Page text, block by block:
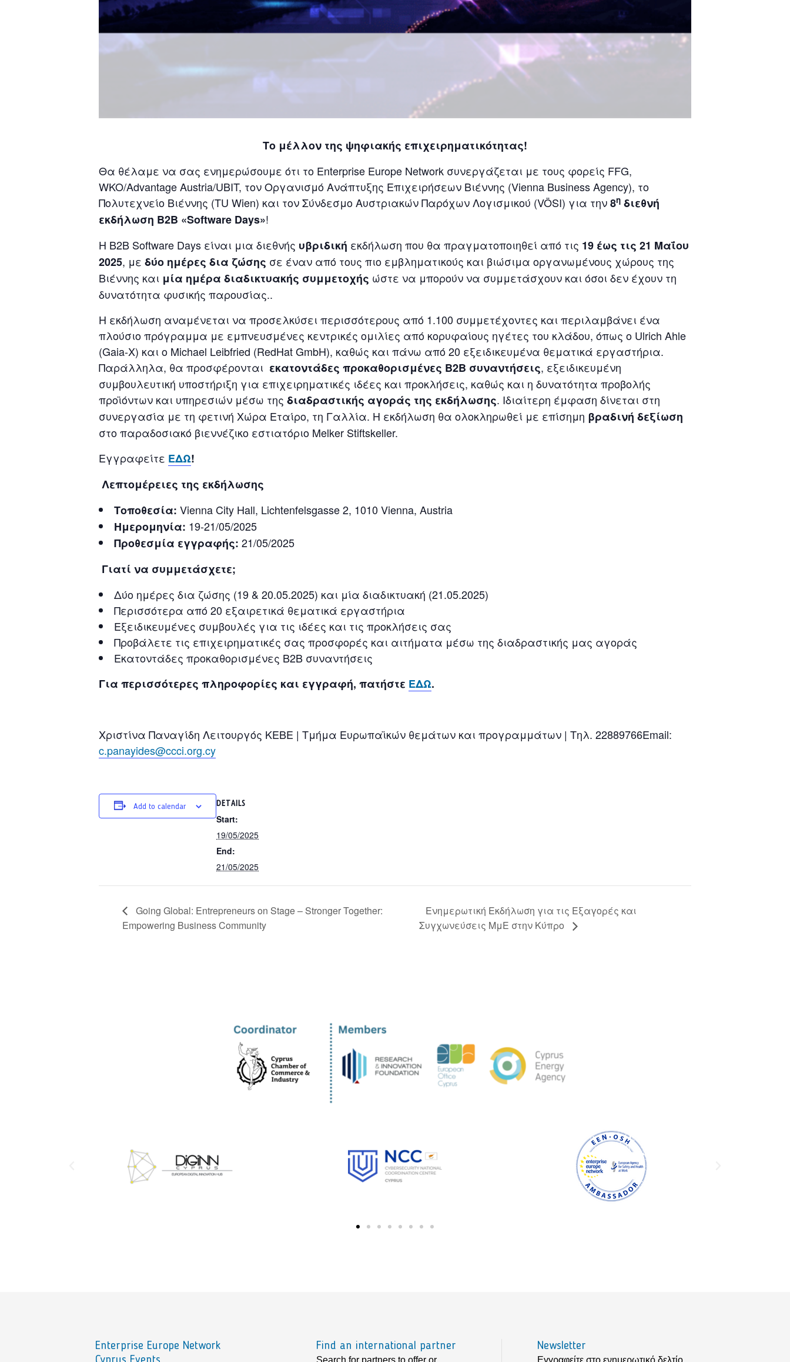
Το μέλλον της ψηφιακής επιχειρηματικότητας!
Θα θέλαμε να σας ενημερώσουμε ότι το Enterprise Europe Network συνεργάζεται με τους φορείς FFG,
WKO/Advantage Austria/UBIT, τον Οργανισμό Ανάπτυξης Επιχειρήσεων Βιέννης (Vienna Business Agency), το
Πολυτεχνείο Βιέννης (TU Wien) και τον Σύνδεσμο Αυστριακών Παρόχων Λογισμικού (VÖSI) για την8η διεθνή
εκδήλωση B2B «Software Days»!
Η B2B Software Days είναι μια διεθνής υβριδική εκδήλωση που θα πραγματοποιηθεί από τις 19 έως τις 21 Μαΐου
2025, με δύο ημέρες δια ζώσης σε έναν από τους πιο εμβληματικούς και βιώσιμα οργανωμένους χώρους της
Βιέννης και μία ημέρα διαδικτυακής συμμετοχής ώστε να μπορούν να συμμετάσχουν και όσοι δεν έχουν τη
δυνατότητα φυσικής παρουσίας..
Η εκδήλωση αναμένεται να προσελκύσει περισσότερους από 1.100 συμμετέχοντες και περιλαμβάνει ένα
πλούσιο πρόγραμμα με εμπνευσμένες κεντρικές ομιλίες από κορυφαίους ηγέτες του κλάδου, όπως ο Ulrich Ahle
(Gaia-X) και ο Michael Leibfried (RedHat GmbH), καθώς και πάνω από 20 εξειδικευμένα θεματικά εργαστήρια.
Παράλληλα, θα προσφέρονται εκατοντάδες προκαθορισμένες B2B συναντήσεις, εξειδικευμένη
συμβουλευτική υποστήριξη για επιχειρηματικές ιδέες και προκλήσεις, καθώς και η δυνατότητα προβολής
προϊόντων και υπηρεσιών μέσω της διαδραστικής αγοράς της εκδήλωσης. Ιδιαίτερη έμφαση δίνεται στη
συνεργασία με τη φετινή Χώρα Εταίρο, τη Γαλλία. Η εκδήλωση θα ολοκληρωθεί με επίσημη βραδινή δεξίωση
στο παραδοσιακό βιεννέζικο εστιατόριο Melker Stiftskeller.
Εγγραφείτε ΕΔΩ!
Λεπτομέρειες της εκδήλωσης
Τοποθεσία: Vienna City Hall, Lichtenfelsgasse 2, 1010 Vienna, Austria
Ημερομηνία: 19-21/05/2025
Προθεσμία εγγραφής: 21/05/2025
Γιατί να συμμετάσχετε;
Δύο ημέρες δια ζώσης (19 & 20.05.2025) και μία διαδικτυακή (21.05.2025)
Περισσότερα από 20 εξαιρετικά θεματικά εργαστήρια
Εξειδικευμένες συμβουλές για τις ιδέες και τις προκλήσεις σας
Προβάλετε τις επιχειρηματικές σας προσφορές και αιτήματα μέσω της διαδραστικής μας αγοράς
Εκατοντάδες προκαθορισμένες B2B συναντήσεις
Για περισσότερες πληροφορίες και εγγραφή, πατήστε ΕΔΩ.
Χριστίνα Παναγίδη Λειτουργός ΚΕΒΕ | Τμήμα Ευρωπαϊκών θεμάτων και προγραμμάτων | Τηλ. 22889766Email:
c.panayides@ccci.org.cy
Add to calendar DETAILS
Start:
19/05/2025
End:
21/05/2025
Going Global: Entrepreneurs on Stage – Stronger Together:
Empowering Business Community
Ενημερωτική Εκδήλωση για τις Εξαγορές και
Συγχωνεύσεις ΜμΕ στην Κύπρο
Enterprise Europe Network
Find an international partner Newsletter